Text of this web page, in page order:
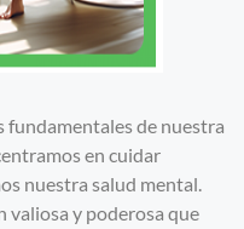
fundamentales de nuestra
en cuidar
nuestra salud mental.
valiosa y poderosa que